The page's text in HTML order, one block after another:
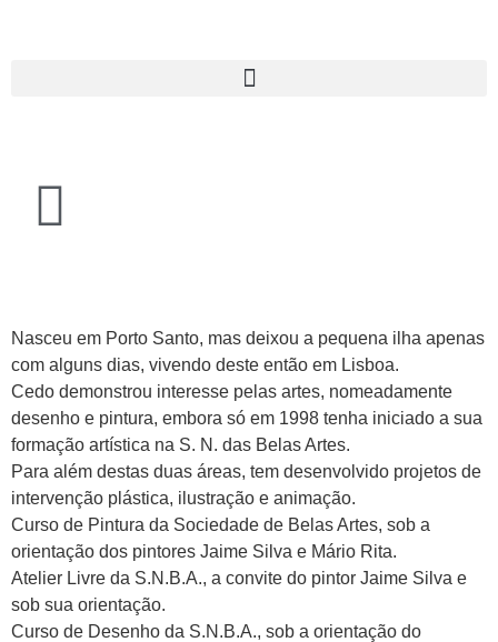
Nasceu em Porto Santo, mas deixou a pequena ilha apenas
com alguns dias, vivendo deste então em Lisboa.
Cedo demonstrou interesse pelas artes, nomeadamente
desenho e pintura, embora só em 1998 tenha iniciado a sua
formação artística na S. N. das Belas Artes.
Para além destas duas áreas, tem desenvolvido projetos de
intervenção plástica, ilustração e animação.
Curso de Pintura da Sociedade de Belas Artes, sob a
orientação dos pintores Jaime Silva e Mário Rita.
Atelier Livre da S.N.B.A., a convite do pintor Jaime Silva e
sob sua orientação.
Curso de Desenho da S.N.B.A., sob a orientação do